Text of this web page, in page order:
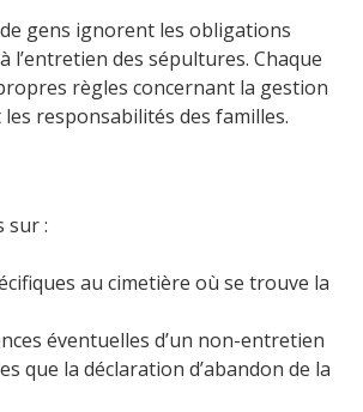
gens ignorent les obligations
l’entretien des sépultures. Chaque
règles concernant la gestion
responsabilités des familles.
sur :
au cimetière où se trouve la
éventuelles d’un non-entretien
que la déclaration d’abandon de la